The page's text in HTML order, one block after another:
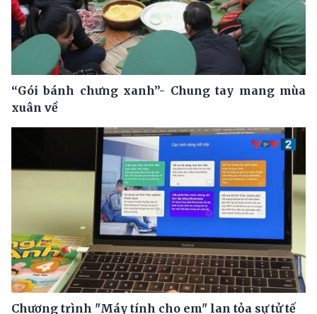
“Gói bánh chưng xanh”- Chung tay mang mùa
xuân về
Chương trình "Máy tính cho em" lan tỏa sự tử tế